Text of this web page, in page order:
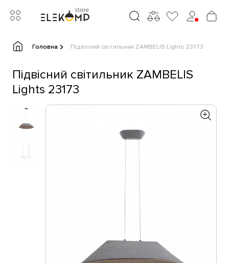
Головна Підвісний світильник ZAMBELIS Lights 23173
Підвісний світильник ZAMBELIS
Lights 23173